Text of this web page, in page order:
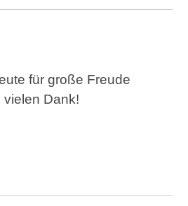
für große Freude
Dank!